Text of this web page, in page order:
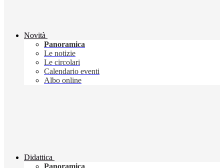
Novità
Panoramica
Le notizie
Le circolari
Calendario eventi
Albo online
Didattica